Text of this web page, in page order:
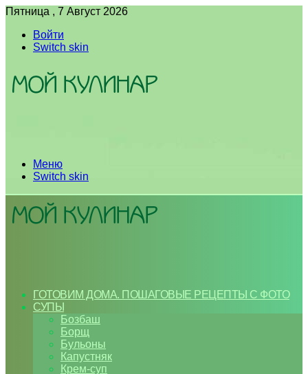
Пятница , 7 Август 2026
Войти
Switch skin
Меню
Switch skin
ГОТОВИМ ДОМА. ПОШАГОВЫЕ РЕЦЕПТЫ С ФОТО
СУПЫ
Бозбаш
Борщ
Бульоны
Капустняк
Крем-суп